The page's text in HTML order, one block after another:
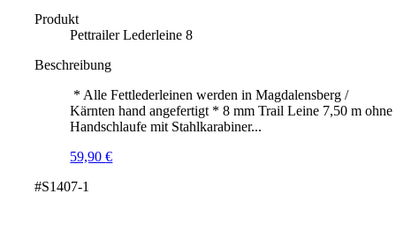
Produkt
Pettrailer Lederleine 8
Beschreibung
* Alle Fettlederleinen werden in Magdalensberg /
Kärnten hand angefertigt * 8 mm Trail Leine 7,50 m ohne
Handschlaufe mit Stahlkarabiner...
59,90€
#S1407-1